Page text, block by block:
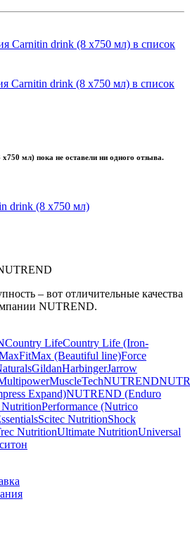
Carnitin drink (8 x750 мл) в список
Carnitin drink (8 x750 мл) в список
мл) пока не оставели ни одного отзыва.
– вот отличительные качества
NUTREND.
Country LifeCountry Life (Iron-
FitMax (Beautiful line)Force
GildanHarbingerJarrow
MuscleTechNUTREND
Expand)NUTREND (Enduro
Performance (Nutrico
Scitec NutritionShock
NutritionUltimate NutritionUniversal